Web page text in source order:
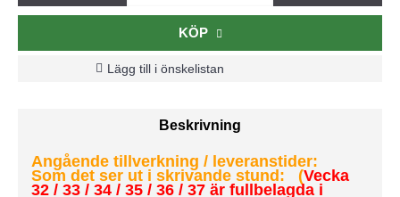
KÖP
Lägg till i önskelistan
Beskrivning
Angående tillverkning / leveranstider:
Som det ser ut i skrivande stund: (Vecka
32 / 33 / 34 / 35 / 36 / 37 är fullbelagda i